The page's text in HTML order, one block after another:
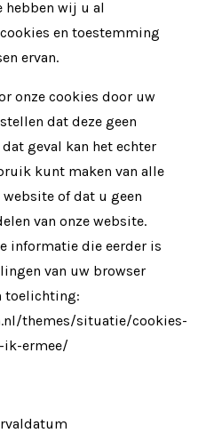
hebben wij u al
en toestemming
ervan.
onze cookies door uw
dat deze geen
geval kan het echter
kunt maken van alle
of dat u geen
van onze website.
informatie die eerder is
van uw browser
toelichting:
themes/situatie/cookies-
ik-ermee/